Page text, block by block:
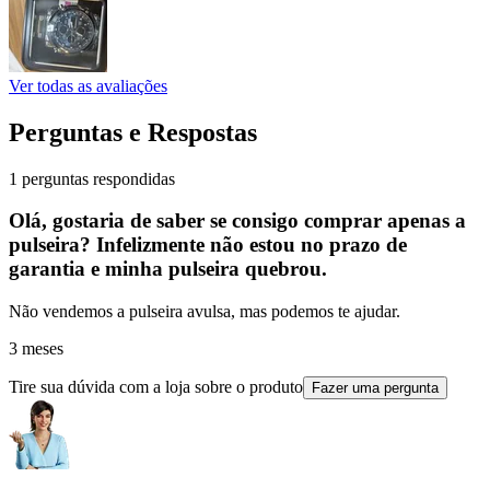
Ver todas as avaliações
Perguntas e Respostas
1 perguntas respondidas
Olá, gostaria de saber se consigo comprar apenas a
pulseira? Infelizmente não estou no prazo de
garantia e minha pulseira quebrou.
Não vendemos a pulseira avulsa, mas podemos te ajudar.
3 meses
Tire sua dúvida com a loja sobre o produto Fazer uma pergunta